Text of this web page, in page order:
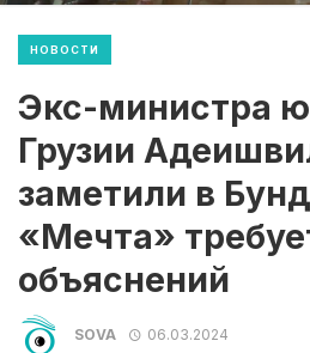
НОВОСТИ
Экс-министра
Грузии
заметили в
«Мечта»
объяснений
SOVA 06.03.2024